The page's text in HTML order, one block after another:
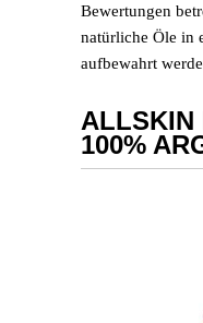
Bewertungen
natürliche Öle in
aufbewahrt
ALLSKIN
100%